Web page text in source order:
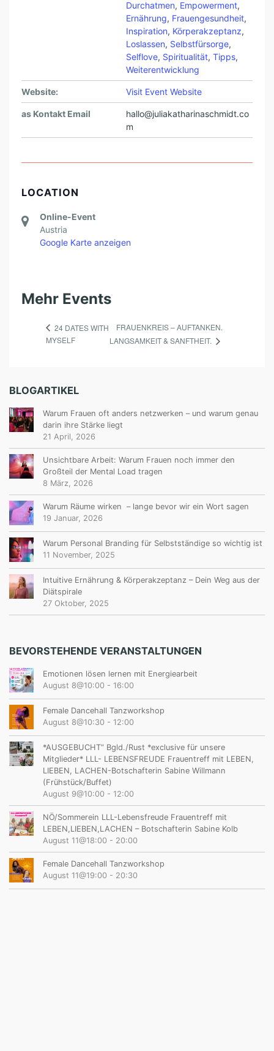
Durchatmen, Empowerment,
Ernährung, Frauengesundheit,
Inspiration, Körperakzeptanz,
Loslassen, Selbstfürsorge,
Selflove, Spiritualität, Tipps,
Weiterentwicklung
Website: Visit Event Website
as Kontakt Email
hallo@juliakatharinaschmidt.co
m
LOCATION
Online-Event
Austria
Google Karte anzeigen
Mehr Events
24 DATES WITH
MYSELF
FRAUENKREIS – AUFTANKEN.
LANGSAMKEIT & SANFTHEIT.
BLOGARTIKEL
Warum Frauen oft anders netzwerken – und warum genau
darin ihre Stärke liegt
21 April, 2026
Unsichtbare Arbeit: Warum Frauen noch immer den
Großteil der Mental Load tragen
8 März, 2026
Warum Räume wirken – lange bevor wir ein Wort sagen
19 Januar, 2026
Warum Personal Branding für Selbstständige so wichtig ist
11 November, 2025
Intuitive Ernährung & Körperakzeptanz – Dein Weg aus der
Diätspirale
27 Oktober, 2025
BEVORSTEHENDE VERANSTALTUNGEN
Emotionen lösen lernen mit Energiearbeit
August 8@10:00 - 16:00
Female Dancehall Tanzworkshop
August 8@10:30 - 12:00
*AUSGEBUCHT“ Bgld./Rust *exclusive für unsere
Mitglieder* LLL- LEBENSFREUDE Frauentreff mit LEBEN,
LIEBEN, LACHEN-Botschafterin Sabine Willmann
(Frühstück/Buffet)
August 9@10:00 - 12:00
NÖ/Sommerein LLL-Lebensfreude Frauentreff mit
LEBEN,LIEBEN,LACHEN – Botschafterin Sabine Kolb
August 11@18:00 - 20:00
Female Dancehall Tanzworkshop
August 11@19:00 - 20:30